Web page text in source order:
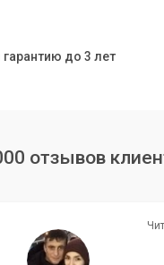
до 3 лет
отзывов